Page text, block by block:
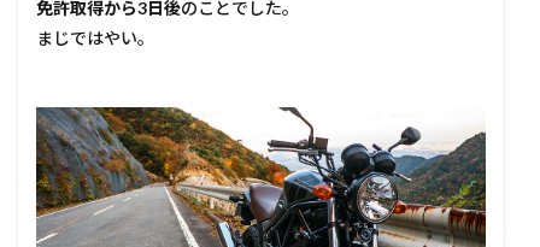
免許取得から3日後のことでした。
まじではやい。